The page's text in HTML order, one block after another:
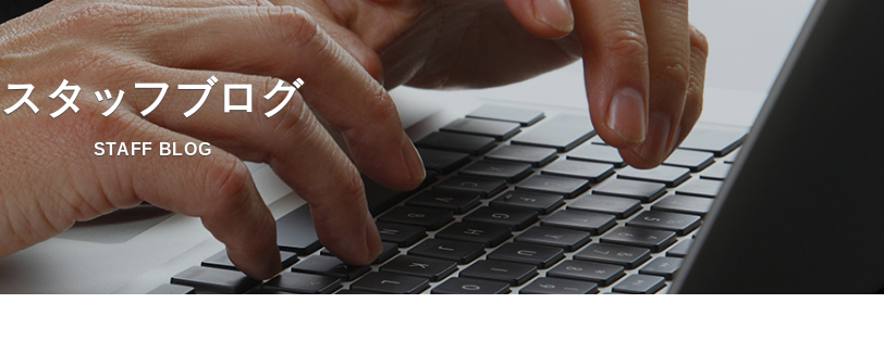
スタッフブログ
STAFF BLOG